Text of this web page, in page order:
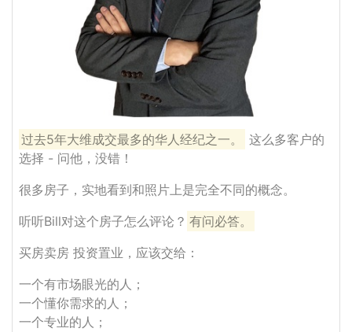
过去5年大维成交最多的华人经纪之一。
这么多客户的
选择 - 问他，没错！
很多房子，实地看到和照片上是完全不同的概念。
听听Bill对这个房子怎么评论？ 有问必答。
买房卖房 投资置业，应该交给：
一个有市场眼光的人；
一个懂你需求的人；
一个专业的人；